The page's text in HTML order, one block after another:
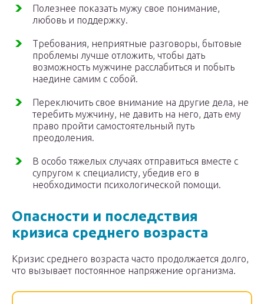
Полезнее показать мужу свое понимание,
любовь и поддержку.
Требования, неприятные разговоры, бытовые
проблемы лучше отложить, чтобы дать
возможность мужчине расслабиться и побыть
наедине самим с собой.
Переключить свое внимание на другие дела, не
теребить мужчину, не давить на него, дать ему
право пройти самостоятельный путь
преодоления.
В особо тяжелых случаях отправиться вместе с
супругом к специалисту, убедив его в
необходимости психологической помощи.
Опасности и последствия
кризиса среднего возраста
Кризис среднего возраста часто продолжается долго,
что вызывает постоянное напряжение организма.